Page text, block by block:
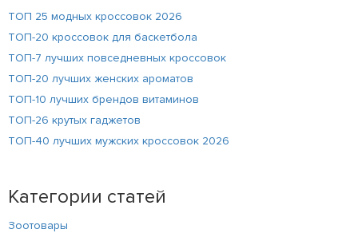
ТОП 25 модных кроссовок 2026
ТОП-20 кроссовок для баскетбола
ТОП-7 лучших повседневных кроссовок
ТОП-20 лучших женских ароматов
ТОП-10 лучших брендов витаминов
ТОП-26 крутых гаджетов
ТОП-40 лучших мужских кроссовок 2026
Категории статей
Зоотовары